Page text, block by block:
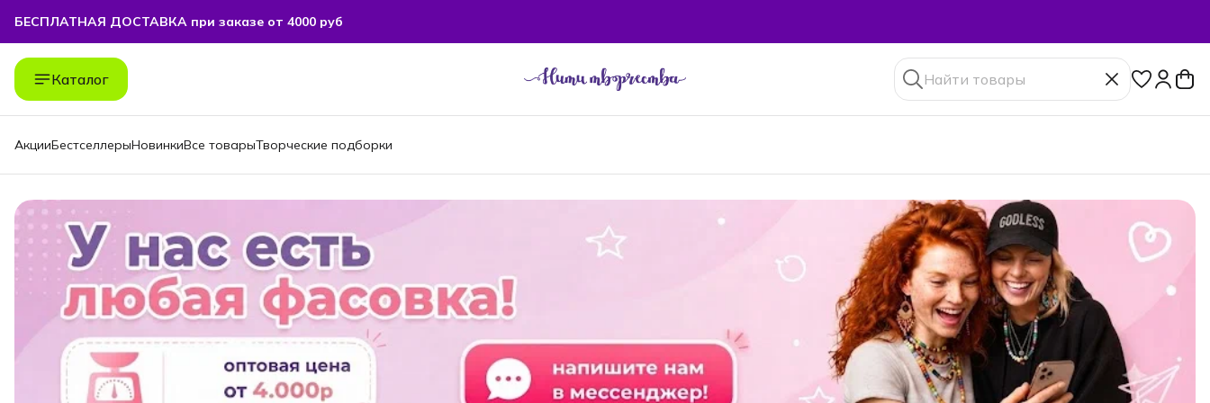
БЕСПЛАТНАЯ ДОСТАВКА при заказе от 4000 руб
БЕСПЛАТНАЯ ДОСТАВКА при заказе от 4000 руб
Каталог
АкцииБестселлерыНовинкиВсе товарыТворческие подборки